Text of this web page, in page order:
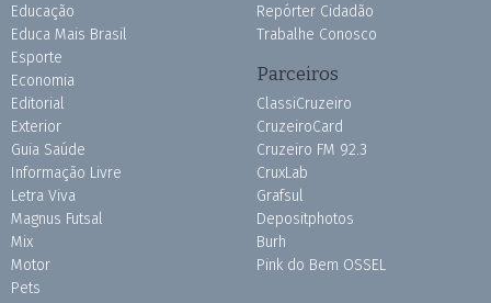
Educação
Educa Mais Brasil
Esporte
Economia
Editorial
Exterior
Guia Saúde
Informação Livre
Letra Viva
Magnus Futsal
Mix
Motor
Pets
Repórter Cidadão
Trabalhe Conosco
Parceiros
ClassiCruzeiro
CruzeiroCard
Cruzeiro FM 92.3
CruxLab
Grafsul
Depositphotos
Burh
Pink do Bem OSSEL